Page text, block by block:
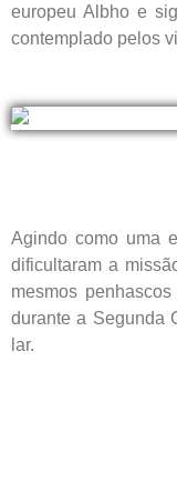
europeu Albho e
contemplado pelos
Agindo como uma
dificultaram a
mesmos
durante a Segunda
lar.